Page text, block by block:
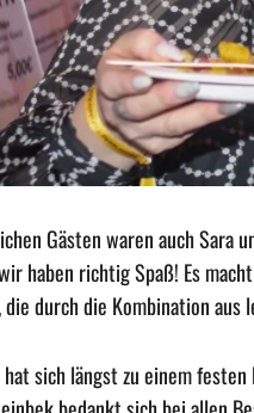
Gästen waren auch Sara
haben richtig Spaß! Es
durch die Kombination
hat sich längst zu einem